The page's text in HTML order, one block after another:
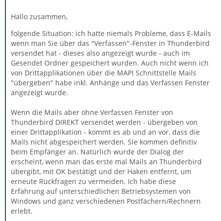
Hallo zusammen,
folgende Situation: ich hatte niemals Probleme, dass E-Mails
wenn man Sie über das "Verfassen"-Fenster in Thunderbird
versendet hat - dieses also angezeigt wurde - auch im
Gesendet Ordner gespeichert wurden. Auch nicht wenn ich
von Drittapplikationen über die MAPI Schnittstelle Mails
"übergeben" habe inkl. Anhänge und das Verfassen Fenster
angezeigt wurde.
Wenn die Mails aber ohne Verfassen Fenster von
Thunderbird DIREKT versendet werden - übergeben von
einer Drittapplikation - kommt es ab und an vor, dass die
Mails nicht abgespeichert werden. Sie kommen definitiv
beim Empfänger an. Natürlich wurde der Dialog der
erscheint, wenn man das erste mal Mails an Thunderbird
übergibt, mit OK bestätigt und der Haken entfernt, um
erneute Rückfragen zu vermeiden. Ich habe diese
Erfahrung auf unterschiedlichen Betriebsystemen von
Windows und ganz verschiedenen Postfächern/Rechnern
erlebt.